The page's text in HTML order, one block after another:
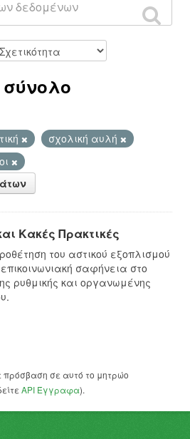
σύνολο
σχολική αυλή
Κακές Πρακτικές
του αστικού εξοπλισμού
σαφήνεια στο
ρυθμικής και οργανωμένης
πρόσβαση σε αυτό το μητρώο
API Έγγραφα).